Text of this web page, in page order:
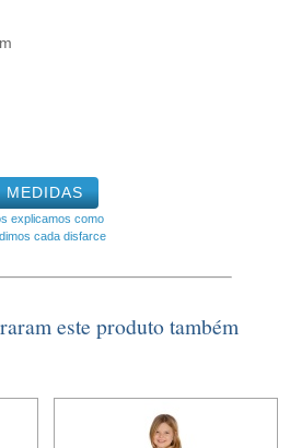
MEDIDAS
explicamos como
cada disfarce
este produto também